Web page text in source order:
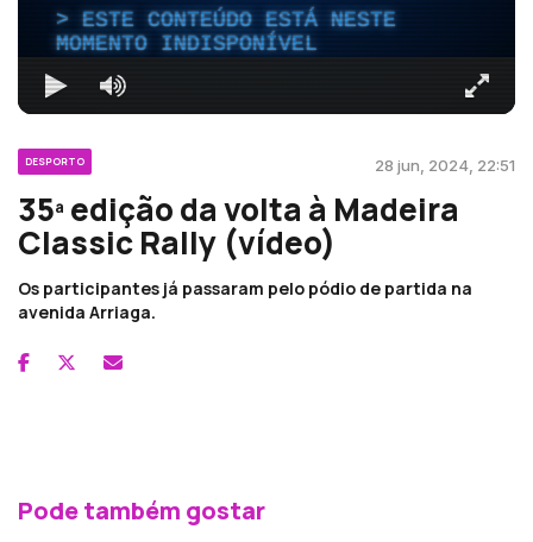
ESTE CONTEÚDO ESTÁ NESTE
MOMENTO INDISPONÍVEL
DESPORTO 28 jun, 2024, 22:51
35ª edição da volta à Madeira
Classic Rally (vídeo)
Os participantes já passaram pelo pódio de partida na
avenida Arriaga.
Pode também gostar